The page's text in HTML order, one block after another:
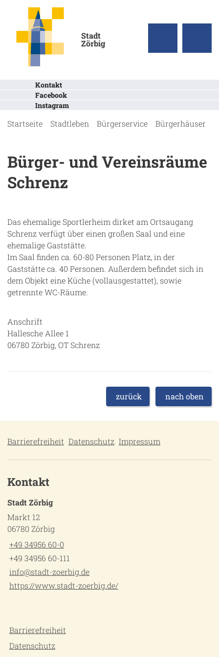
Stadt
Zörbig
Kontakt
Facebook
Instagram
Startseite Stadtleben Bürgerservice Bürgerhäuser
Bürger- und Vereinsräume
Schrenz
Das ehemalige Sportlerheim dirket am Ortsaugang
Schrenz verfügt über einen großen Saal und eine
ehemalige Gaststätte.
Im Saal finden ca. 60-80 Personen Platz, in der
Gaststätte ca. 40 Personen. Außerdem befindet sich in
dem Objekt eine Küche (vollausgestattet), sowie
getrennte WC-Räume.
Anschrift
Hallesche Allee 1
06780 Zörbig, OT Schrenz
zurück nach oben
Barrierefreiheit Datenschutz Impressum
Kontakt
Stadt Zörbig
Markt 12
06780 Zörbig
+49 34956 60-0
+49 34956 60-111
info@stadt-zoerbig.de
https://www.stadt-zoerbig.de/
Barrierefreiheit
Datenschutz